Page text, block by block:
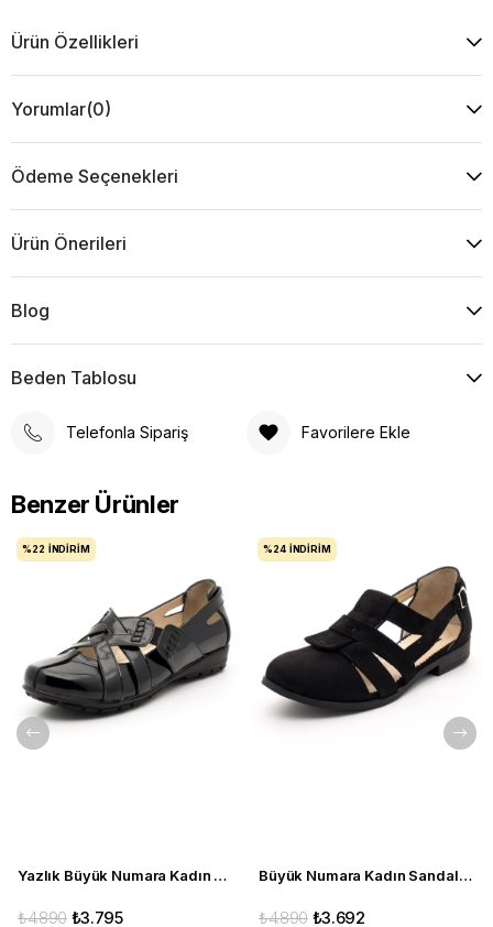
Ürün Özellikleri
Yorumlar(0)
Ödeme Seçenekleri
Ürün Önerileri
Blog
Beden Tablosu
Telefonla Sipariş Favorilere Ekle
Benzer Ürünler
Yazlık Büyük Numara Kadın Babet C1347 siyah
₺3.795
₺4.890
%22 İNDIRIM
Büyük Numara Kadın Sandalet Babet Ayakkabı 6259 siyah
₺3.692
₺4.890
%24 İNDIRIM